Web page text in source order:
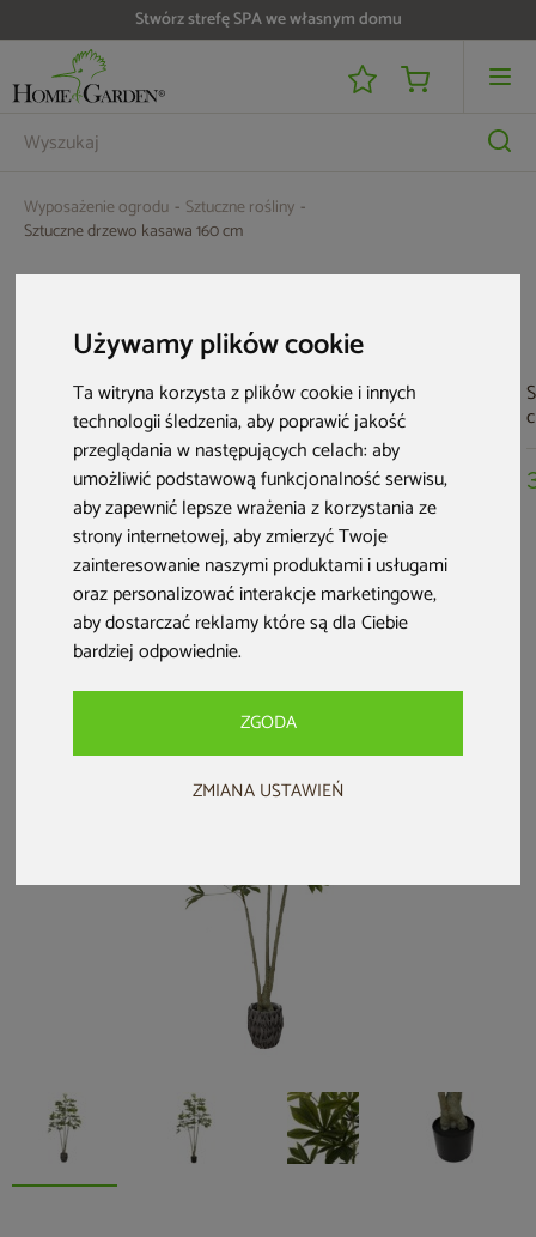
Używamy plików cookie
Ta witryna korzysta z plików cookie i innych
technologii śledzenia, aby poprawić jakość
przeglądania w następujących celach:aby
umożliwić podstawową funkcjonalność serwisu,
aby zapewnić lepsze wrażenia z korzystania ze
strony internetowej,aby zmierzyć Twoje
zainteresowanie naszymi produktami i usługami
oraz personalizować interakcje marketingowe,
aby dostarczać reklamy które są dla Ciebie
bardziej odpowiednie.
ZGODA
ZMIANA USTAWIEŃ
Stwórz strefę SPA we własnym domu
Wyposażenie ogrodu
Sztuczne rośliny
Sztuczne drzewo kasawa 160 cm
Sztuczna alokazja
cucullata 180 cm
249 zł
Sztuczny figowiec
180 cm
249 zł
Sztuczna juka 180
cm
399 zł